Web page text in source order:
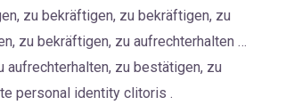
zu bekräftigen, zu bekräftigen, zu
zu bekräftigen, zu aufrechterhalten …
zu bestätigen, zu
personal identity clitoris .